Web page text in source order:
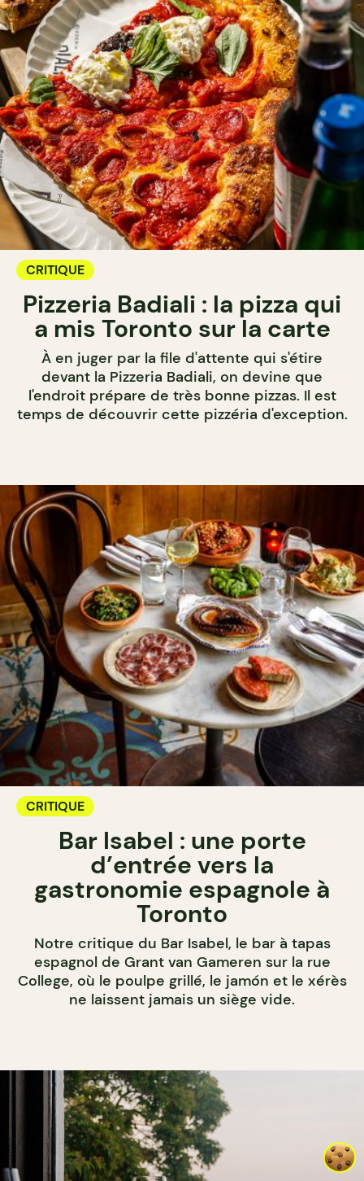
CRITIQUE
Pizzeria Badiali : la pizza qui
a mis Toronto sur la carte
À en juger par la file d'attente qui s'étire
devant la Pizzeria Badiali, on devine que
l'endroit prépare de très bonne pizzas. Il est
temps de découvrir cette pizzéria d'exception.
CRITIQUE
Bar Isabel : une porte
d’entrée vers la
gastronomie espagnole à
Toronto
Notre critique du Bar Isabel, le bar à tapas
espagnol de Grant van Gameren sur la rue
College, où le poulpe grillé, le jamón et le xérès
ne laissent jamais un siège vide.